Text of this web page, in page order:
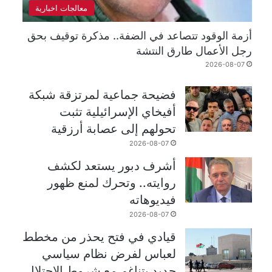
معالجات اخبارية
أزمة الوقود تتصاعد في الضفة.. مذكرة توقيف بحق
رجل الأعمال طارق النتشة
2026-08-07
فضيحة جماعية لمرتزقة شبكة
أفيخاي الإسرائيلية تثبت
تحولهم إلى عصابة أرزقية
2026-08-07
أشرف دبور يستعد لكشف
روايته.. وتحرك لمنع ظهور
فيديوهاته
2026-08-07
قيادي في فتح يحذر من مخطط
لعباس لفرض نظام سياسي